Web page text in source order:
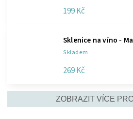
199 Kč
Sklenice na víno -
Skladem
269 Kč
ZOBRAZIT VÍCE